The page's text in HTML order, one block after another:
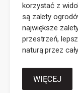
korzystać z
są zalety
największe
przestrzeń,
naturą przez
WIĘCEJ